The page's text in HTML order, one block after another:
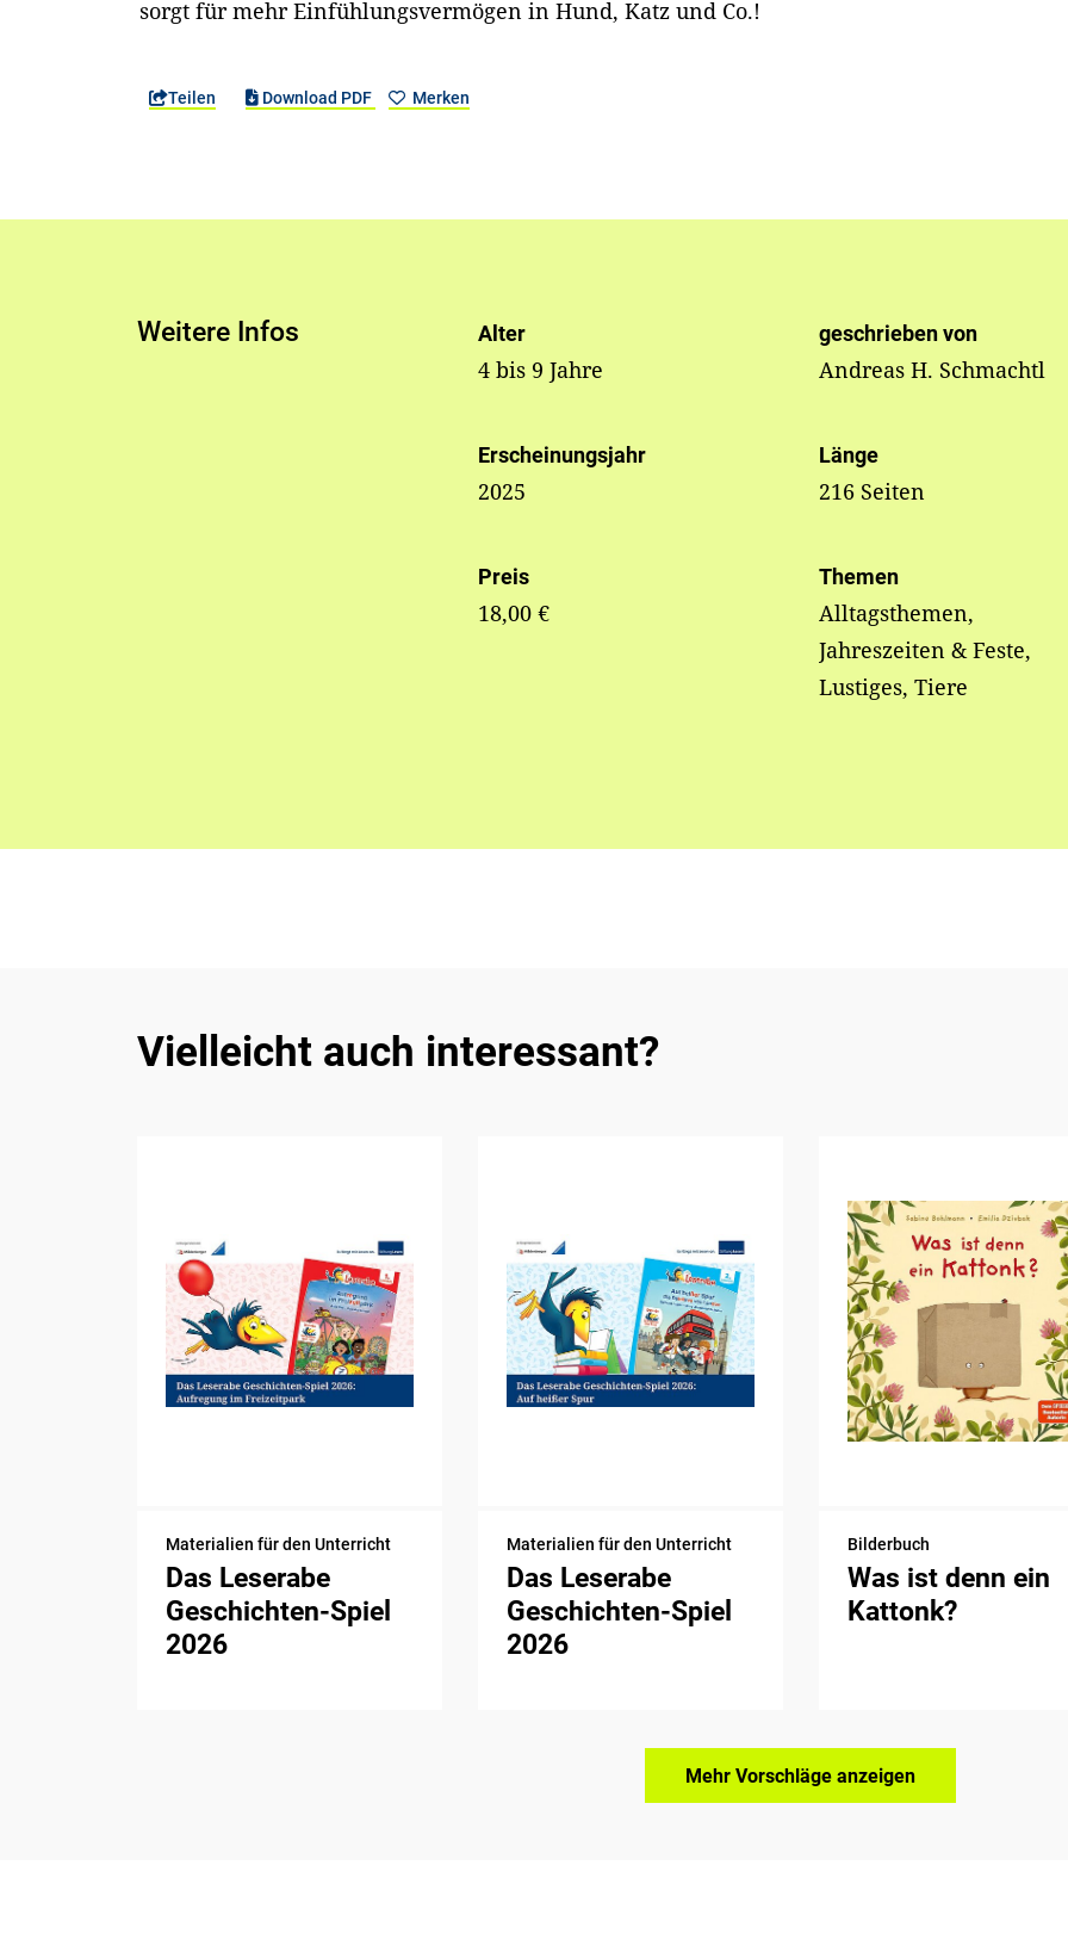
sorgt für mehr Einfühlungsvermögen in Hund, Katz und Co.!
Teilen Download PDF Merken
Weitere Infos Alter
4 bis 9 Jahre
geschrieben von
Andreas H. Schmachtl
Erscheinungsjahr
2025
Länge
216 Seiten
Preis
18,00 €
Themen
Alltagsthemen,
Jahreszeiten & Feste,
Lustiges, Tiere
Vielleicht auch interessant?
Materialien für den Unterricht
Das Leserabe
Geschichten-Spiel
2026
Materialien für den Unterricht
Das Leserabe
Geschichten-Spiel
2026
Bilderbuch
Was ist denn ein
Kattonk?
Mehr Vorschläge anzeigen